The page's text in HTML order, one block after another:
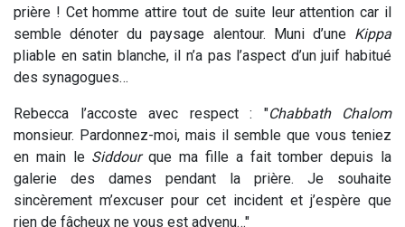
prière ! Cet homme attire tout de suite leur attention car il
semble dénoter du paysage alentour. Muni d’une Kippa
pliable en satin blanche, il n’a pas l’aspect d’un juif habitué
des synagogues…
Rebecca l’accoste avec respect : "Chabbath Chalom
monsieur. Pardonnez-moi, mais il semble que vous teniez
en main le Siddourque ma fille a fait tomber depuis la
galerie des dames pendant la prière. Je souhaite
sincèrement m’excuser pour cet incident et j’espère que
rien de fâcheux ne vous est advenu…"